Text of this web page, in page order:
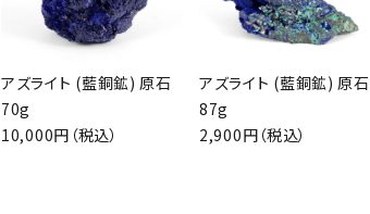
アズライト (藍銅鉱) 原石
70g
10,000円（税込）
アズライト (藍銅鉱) 原石
87g
2,900円（税込）